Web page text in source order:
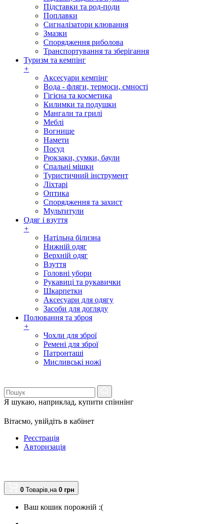
Підставки та род-поди
Поплавки
Сигналізатори клювання
Змазки
Спорядження риболова
Транспортування та зберігання
Туризм та кемпінг
+
Аксесуари кемпінг
Вода - фляги, термоси, ємності
Гігієна та косметика
Килимки та подушки
Мангали та грилі
Меблі
Вогнище
Намети
Посуд
Рюкзаки, сумки, баули
Спальні мішки
Туристичний інструмент
Ліхтарі
Оптика
Спорядження та захист
Мультитули
Одяг і взуття
+
Натільна білизна
Нижній одяг
Верхній одяг
Взуття
Головні убори
Рукавиці та рукавички
Шкарпетки
Аксесуари для одягу
Засоби для догляду
Полювання та зброя
+
Чохли для зброї
Ремені для зброї
Патронташі
Мисливські ножі
Я шукаю, наприклад, купити спіннінг
Вітаємо, увійдіть в кабінет
Реєстрація
Авторизація
0 Товарів,на 0 грн
Ваш кошик порожній :(